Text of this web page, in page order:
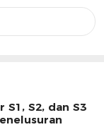
S1, S2, dan S3